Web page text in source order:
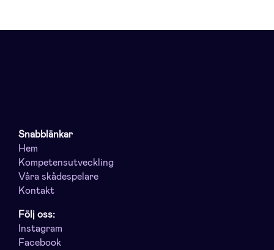
Snabblänkar
Hem
Kompetensutveckling
Våra skådespelare
Kontakt
Följ oss:
Instagram
Facebook